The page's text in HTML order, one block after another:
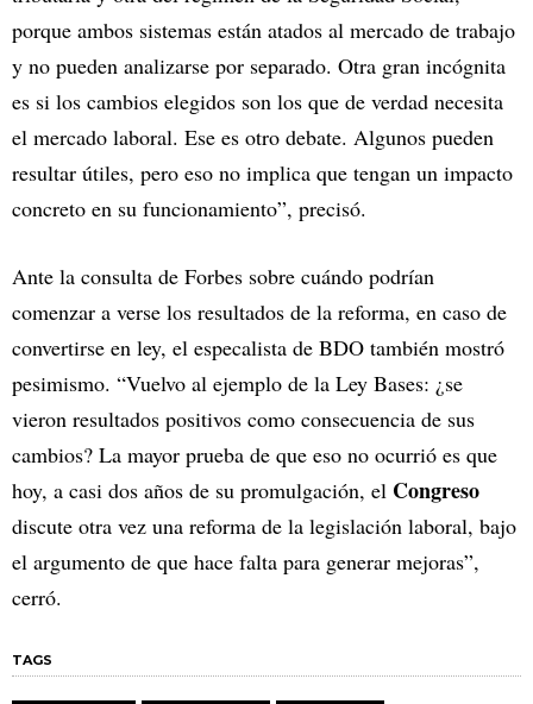
porque ambos sistemas están atados al mercado de trabajo
y no pueden analizarse por separado. Otra gran incógnita
es si los cambios elegidos son los que de verdad necesita
el mercado laboral. Ese es otro debate. Algunos pueden
resultar útiles, pero eso no implica que tengan un impacto
concreto en su funcionamiento”, precisó.
Ante la consulta de Forbes sobre cuándo podrían
comenzar a verse los resultados de la reforma, en caso de
convertirse en ley, el especalista de BDO también mostró
pesimismo. “Vuelvo al ejemplo de la Ley Bases: ¿se
vieron resultados positivos como consecuencia de sus
cambios? La mayor prueba de que eso no ocurrió es que
hoy, a casi dos años de su promulgación, el Congreso
discute otra vez una reforma de la legislación laboral, bajo
el argumento de que hace falta para generar mejoras”,
cerró.
TAGS